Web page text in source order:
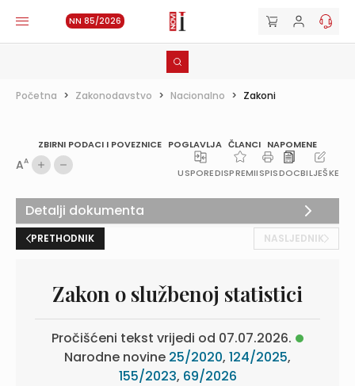
NN 85/2026
Početna > Zakonodavstvo > Nacionalno > Zakoni
ZBIRNI PODACI I POVEZNICE POGLAVLJA ČLANCI NAPOMENE
AA
USPOREDISPREMIISPISDOCBILJEŠKE
PRETHODNIK NASLJEDNIK
Zakon o službenoj statistici
Pročišćeni tekst vrijedi od 07.07.2026.
Narodne novine 25/2020, 124/2025,
155/2023, 69/2026
Detalji dokumenta